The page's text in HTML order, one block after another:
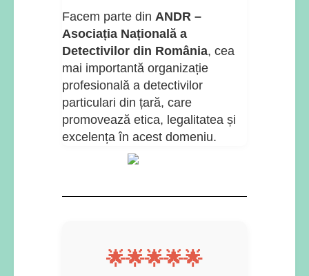
Facem parte din ANDR –
Asociația Națională a
Detectivilor din România, cea
mai importantă organizație
profesională a detectivilor
particulari din țară, care
promovează etica, legalitatea și
excelența în acest domeniu.
🌟🌟🌟🌟🌟